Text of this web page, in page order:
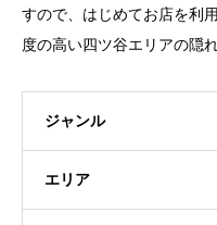
すので、はじめてお店を利
度の高い四ツ谷エリアの隠
ジャンル
エリア